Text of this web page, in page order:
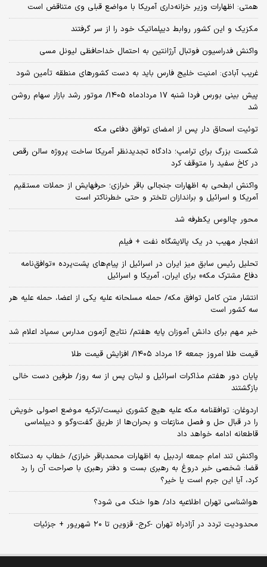
همتی: اظهارات وزیر خزانه‌داری آمریکا با مواضع قبلی وی متناقض است
مکزیک و این کشور روابط دیپلماتیک خود را از سر گرفتند
واکنش فدراسیون فوتبال آرژانتین به احتمال خداحافظی لیونل مسی
غریب آبادی: امنیت خلیج فارس باید به دست کشورهای منطقه تأمین شود
پیش بینی بورس فردا شنبه 17 مردادماه 1405/ موتور رشد بازار سهام روشن
شد
توئیت اسحاق دار پس از امضای توافق دفاعی مکه
شکست بزرگ برای ترامپ؛ دادگاه تجدیدنظر آمریکا ساخت پروژه سالن رقص
در کاخ سفید را متوقف کرد
واکنش ابطحی به اظهارات جنجالی باقر خرازی؛ حرفهایش از حملات مستقیم
آمریکا و اسرائیل و براندازان تلختر و حتی خطرناکتر است
محور چالوس یکطرفه شد
انفجار مهیب در یک پالایشگاه نفت + فیلم
تحلیل رئیس سابق میز ایران در اسرائیل از پیام‌های پشت‌پرده «توافق‌نامه
دفاع مشترک مکه» برای ایران، آمریکا و اسرائیل
انتشار متن کامل توافق مکه/ حمله مسلحانه علیه یکی از اعضا، حمله علیه هر
سه کشور است
خبر مهم برای دانش آموزان پایه هفتم/ نتایج آزمون مدارس سمپاد اعلام شد
قیمت طلا امروز جمعه ۱۶ مرداد ۱۴۰۵/ افزایش قیمت طلا
پایان دور هفتم مذاکرات اسرائیل و لبنان پس از سه روز/ طرفین دست خالی
بازگشتند
اردوغان: توافقنامه مکه علیه هیچ کشوری نیست/ترکیه موضع اصولی خویش
را در قبال حل و فصل منازعات و بحران‌ها از طریق گفت‌وگو و دیپلماسی
قاطعانه ادامه خواهد داد
واکنش تند امام جمعه اردبیل به اظهارات محمدباقر خرازی/ خطاب به دستگاه
قضا: شخصی خبر دروغ به رهبری بست و دفتر رهبری با صراحت آن را رد
کرد، آیا این جرم است یا خیر؟
هواشناسی تهران اطلاعیه داد/ هوا خنک می شود؟
محدودیت تردد در آزادراه تهران -کرج- قزوین تا ۲۰ شهریور + جزئیات